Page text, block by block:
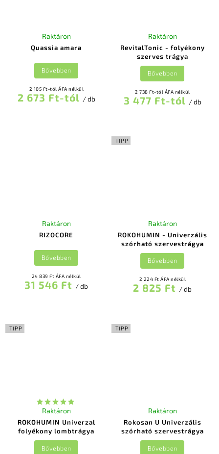
Quassia amara
Raktáron
2 105 Ft-tól ÁFA nélkül
2 673 Ft-tól / db
Bővebben
RevitalTonic - folyékony
szerves trágya
Raktáron
2 738 Ft-tól ÁFA nélkül
3 477 Ft-tól / db
Bővebben
RIZOCORE
Raktáron
24 839 Ft ÁFA nélkül
31 546 Ft / db
Bővebben
TIPP
ROKOHUMIN - Univerzális
szórható szervestrágya
Raktáron
2 224 Ft ÁFA nélkül
2 825 Ft / db
Bővebben
TIPP
ROKOHUMIN Univerzal
folyékony lombtrágya
Raktáron
Bővebben
TIPP
Rokosan U Univerzális
szórható szervestrágya
Raktáron
Bővebben